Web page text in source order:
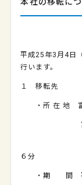
平成25年3月4日
行います。
１ 移転先
・所 在 地 富
富山県富山
※県庁から
６分
・期 間 平成